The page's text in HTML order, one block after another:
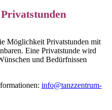
Möglichkeit Privatstunden mit
Eine Privatstunde wird
und Bedürfnissen
info@tanzzentrum-